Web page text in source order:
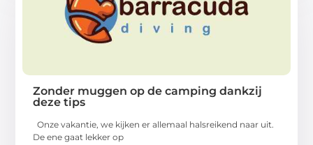
Zonder muggen op de camping dankzij
deze tips
Onze vakantie, we kijken er allemaal halsreikend naar uit.
De ene gaat lekker op